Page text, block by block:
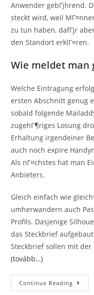
Anwender gebГјhrend.
steckt wird, weil
zu tun haben, dafГјr
den Standort erklГ¤ren.
Wie meldet man
Welche Eintragung
ersten Abschnitt genug
sobald folgende
zugehГ¶riges Losung
Erhaltung irgendeiner
auch noch expire
Als nГ¤chstes hat man
Anbieters.
Gleich einfach wie
umherwandern auch
Profils. Dasjenige
das Steckbrief
Steckbrief sollen mit der
(tovább…)
Continue Reading Lass
Mich